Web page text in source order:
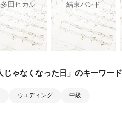
田ヒカル
結束バンド
じゃなくなった日 」のキーワード
ウエディング 中級